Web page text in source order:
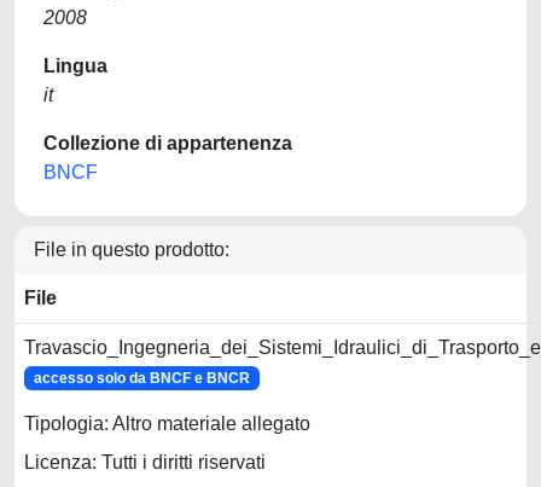
2008
Lingua
it
Collezione di appartenenza
BNCF
File in questo prodotto:
File
accesso solo da BNCF e BNCR
Tipologia: Altro materiale allegato
Licenza: Tutti i diritti riservati